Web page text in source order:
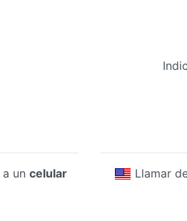
a un celular
Llamar